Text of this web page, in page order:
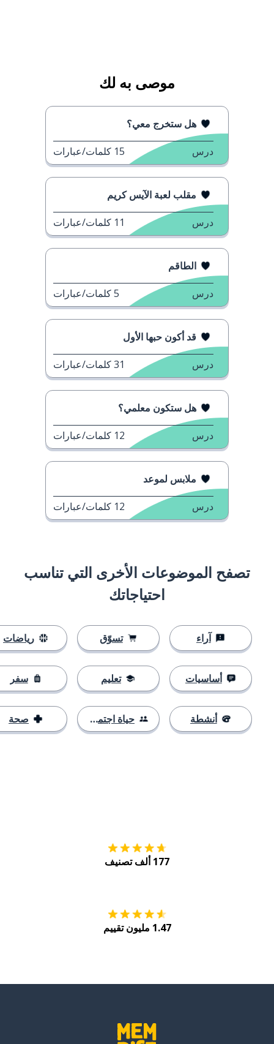
موصى به لك
هل ستخرج معي؟
درس 15 كلمات/عبارات
مقلب لعبة الآيس كريم
درس 11 كلمات/عبارات
الطاقم
درس 5كلمات/عبارات
قد أكون حبها الأول
درس 31كلمات/عبارات
هل ستكون معلمي؟
درس 12 كلمات/عبارات
ملابس لموعد
درس 12 كلمات/عبارات
تصفح الموضوعات الأخرى التي تناسب
احتياجاتك
آراء
أساسيات
أنشطة
تسوّق
تعليم
حياة اجتماعية
رياضات
سفر
صحة
177 ألف تصنيف
1.47 مليون تقييم